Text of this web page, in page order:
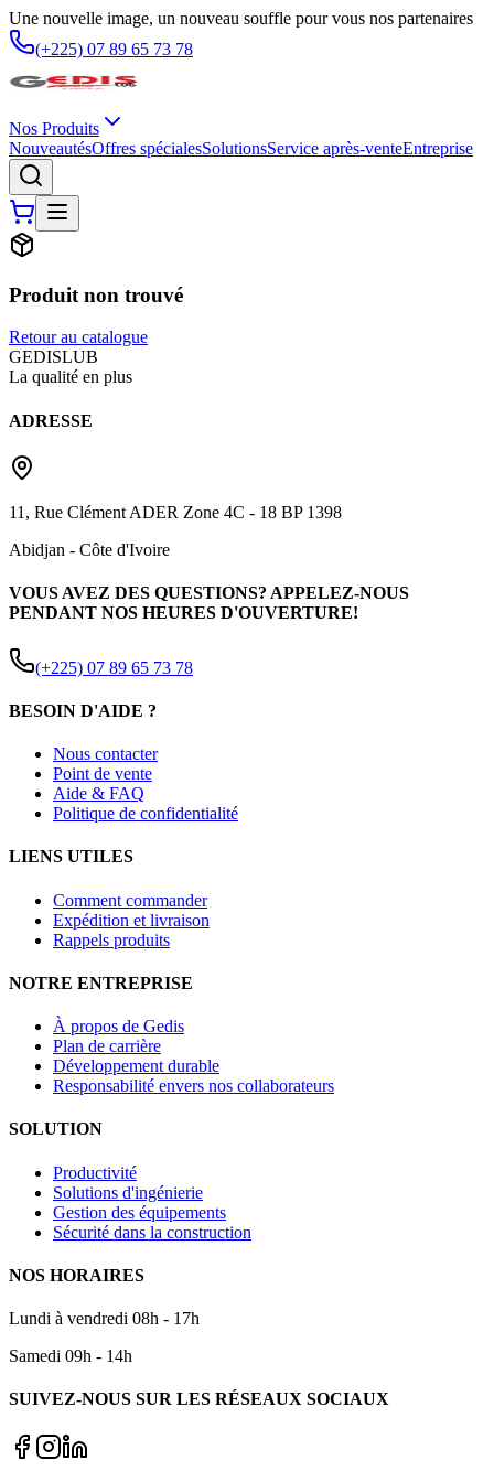
Une nouvelle image, un nouveau souffle pour vous nos partenaires
(+225) 07 89 65 73 78
Nos Produits
NouveautésOffres spécialesSolutionsService après-venteEntreprise
Produit non trouvé
Retour au catalogue
GEDISLUB
La qualité en plus
ADRESSE
11, Rue Clément ADER Zone 4C - 18 BP 1398
Abidjan - Côte d'Ivoire
VOUS AVEZ DES QUESTIONS? APPELEZ-NOUS
PENDANT NOS HEURES D'OUVERTURE!
(+225) 07 89 65 73 78
BESOIN D'AIDE ?
Nous contacter
Point de vente
Aide & FAQ
Politique de confidentialité
LIENS UTILES
Comment commander
Expédition et livraison
Rappels produits
NOTRE ENTREPRISE
À propos de Gedis
Plan de carrière
Développement durable
Responsabilité envers nos collaborateurs
SOLUTION
Productivité
Solutions d'ingénierie
Gestion des équipements
Sécurité dans la construction
NOS HORAIRES
Lundi à vendredi 08h - 17h
Samedi 09h - 14h
SUIVEZ-NOUS SUR LES RÉSEAUX SOCIAUX